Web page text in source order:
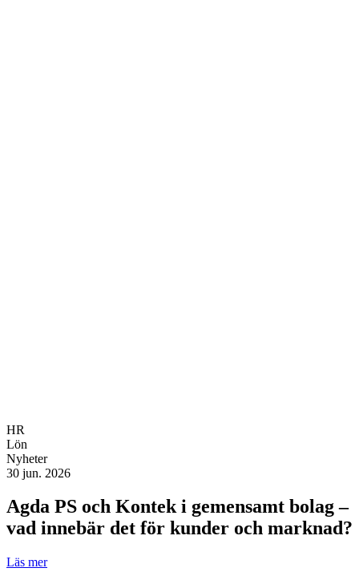
HR
Lön
Nyheter
30 jun. 2026
Agda PS och Kontek i gemensamt bolag –
vad innebär det för kunder och marknad?
Läs mer